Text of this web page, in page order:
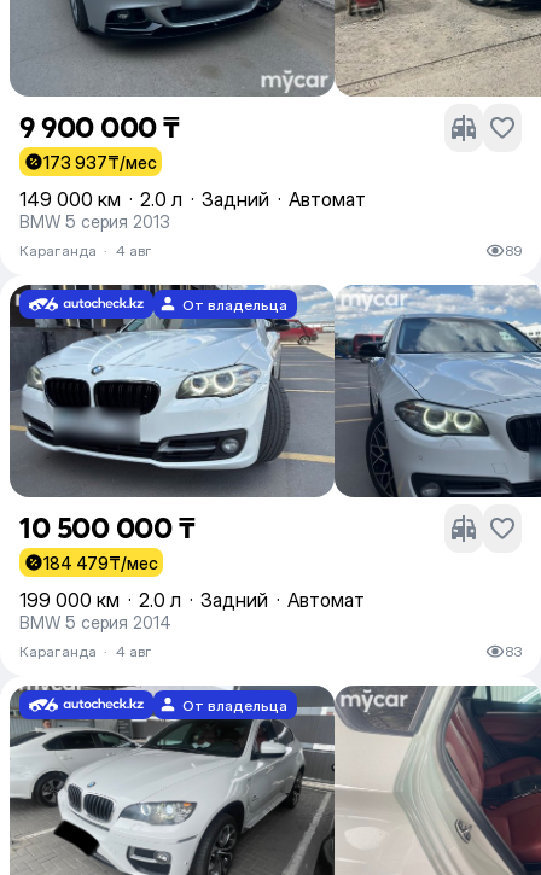
9 900 000 ₸
173 937₸/мес
149 000 км · 2.0 л · Задний · Автомат
BMW 5 серия 2013
Караганда · 4 авг 89
От владельца
10 500 000 ₸
184 479₸/мес
199 000 км · 2.0 л · Задний · Автомат
BMW 5 серия 2014
Караганда · 4 авг 83
От владельца